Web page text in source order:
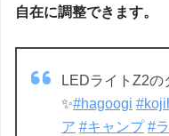
自在に調整できます。
LEDライトZ2の
✨️#hagoogi
ア #キャンプ #